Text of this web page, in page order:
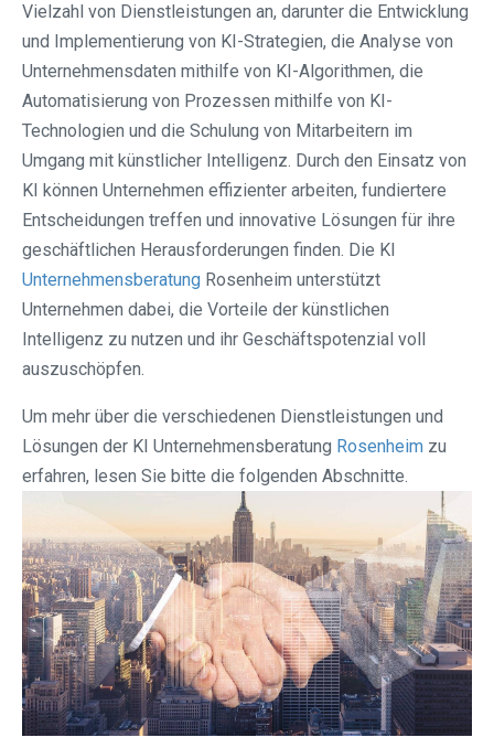
Vielzahl von Dienstleistungen an, darunter die Entwicklung
und Implementierung von KI-Strategien, die Analyse von
Unternehmensdaten mithilfe von KI-Algorithmen, die
Automatisierung von Prozessen mithilfe von KI-
Technologien und die Schulung von Mitarbeitern im
Umgang mit künstlicher Intelligenz. Durch den Einsatz von
KI können Unternehmen effizienter arbeiten, fundiertere
Entscheidungen treffen und innovative Lösungen für ihre
geschäftlichen Herausforderungen finden. Die KI
Unternehmensberatung Rosenheim unterstützt
Unternehmen dabei, die Vorteile der künstlichen
Intelligenz zu nutzen und ihr Geschäftspotenzial voll
auszuschöpfen.
Um mehr über die verschiedenen Dienstleistungen und
Lösungen der KI Unternehmensberatung Rosenheim zu
erfahren, lesen Sie bitte die folgenden Abschnitte.